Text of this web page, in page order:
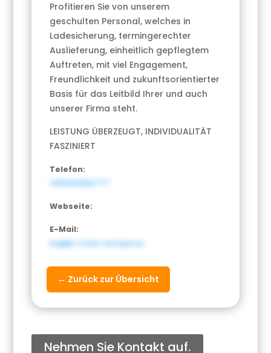
Profitieren Sie von unserem
geschulten Personal, welches in
Ladesicherung, termingerechter
Auslieferung, einheitlich gepflegtem
Auftreten, mit viel Engagement,
Freundlichkeit und zukunftsorientierter
Basis für das Leitbild Ihrer und auch
unserer Firma steht.
LEISTUNG ÜBERZEUGT, INDIVIDUALITÄT
FASZINIERT
Telefon:
4916092350777
Webseite:
E-Mail:
eu@jb-trans-europe.eu
← Zurück zur Übersicht
Nehmen Sie Kontakt auf.